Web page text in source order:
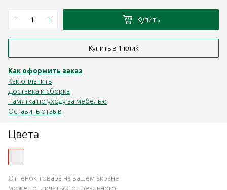
Цвета
Оттенок товара на вашем экране
может отличаться от реального.
– + Купить
Купить в 1 клик
Как оформить заказ
Как оплатить
Доставка и сборка
Памятка по уходу за мебелью
Оставить отзыв